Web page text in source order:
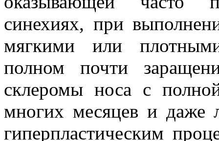
синехиях, при
мягкими или
полном почти
склеромы носа с
многих месяцев и даже
гиперпластическим